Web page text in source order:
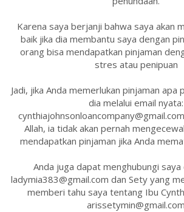
Karena saya berjanji bahwa saya akan
baik jika dia membantu saya dengan
orang bisa mendapatkan pinjaman
stres atau penipuan
Jadi, jika Anda memerlukan pinjaman apa
dia melalui email nyata:
Allah, ia tidak akan pernah
mendapatkan pinjaman jika Anda
Anda juga dapat menghubungi saya
ladymia383@gmail.com dan Sety yang
memberi tahu saya tentang Ibu
arissetymin@gmail.com